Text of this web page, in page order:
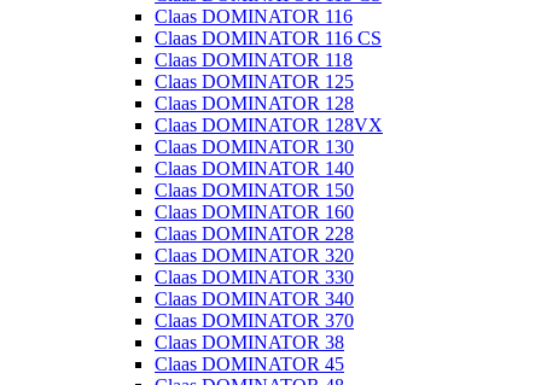
Claas DOMINATOR 116
Claas DOMINATOR 116 CS
Claas DOMINATOR 118
Claas DOMINATOR 125
Claas DOMINATOR 128
Claas DOMINATOR 128VX
Claas DOMINATOR 130
Claas DOMINATOR 140
Claas DOMINATOR 150
Claas DOMINATOR 160
Claas DOMINATOR 228
Claas DOMINATOR 320
Claas DOMINATOR 330
Claas DOMINATOR 340
Claas DOMINATOR 370
Claas DOMINATOR 38
Claas DOMINATOR 45